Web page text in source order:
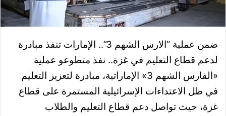
ضمن عملية “الارس الشهم 3”.. الإمارات تنفذ مبادرة
لدعم قطاع التعليم في غزة.. نفذ متطوعو عملية
«الفارس الشهم 3» الإماراتية، مبادرة لتعزيز التعليم
في ظل الاعتداءات الإسرائيلية المستمرة على قطاع
غزة، حيث تواصل دعم قطاع التعليم والطلاب